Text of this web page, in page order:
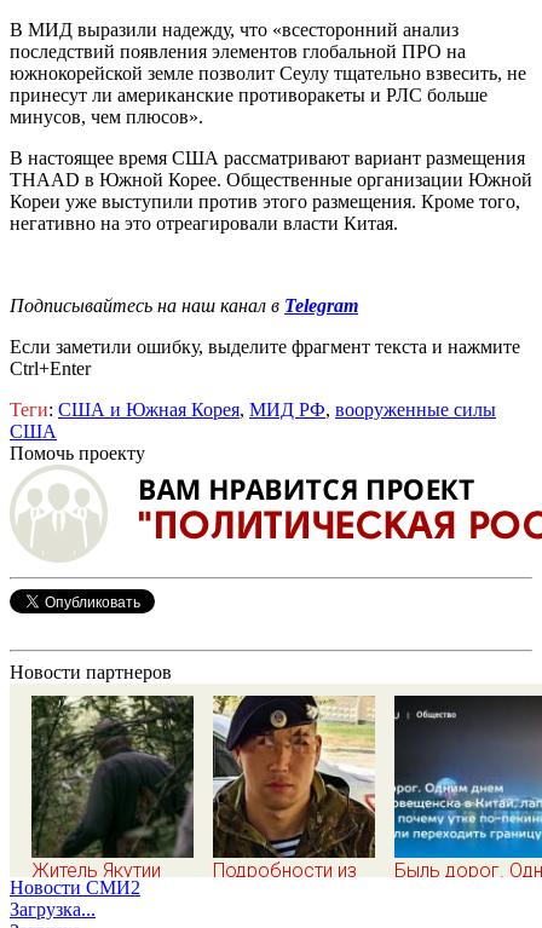
В МИД выразили надежду, что «всесторонний анализ
последствий появления элементов глобальной ПРО на
южнокорейской земле позволит Сеулу тщательно взвесить, не
принесут ли американские противоракеты и РЛС больше
минусов, чем плюсов».
В настоящее время США рассматривают вариант размещения
THAAD в Южной Корее. Общественные организации Южной
Кореи уже выступили против этого размещения. Кроме того,
негативно на это отреагировали власти Китая.
Подписывайтесь на наш канал в Telegram
Если заметили ошибку, выделите фрагмент текста и нажмите
Ctrl+Enter
Теги: США и Южная Корея, МИД РФ, вооруженные силы
США
Помочь проекту
Новости партнеров
Житель Якутии
выжил после 25
дней блужданий в
Подробности из
Быль дорог.
Новости СМИ2
Загрузка...